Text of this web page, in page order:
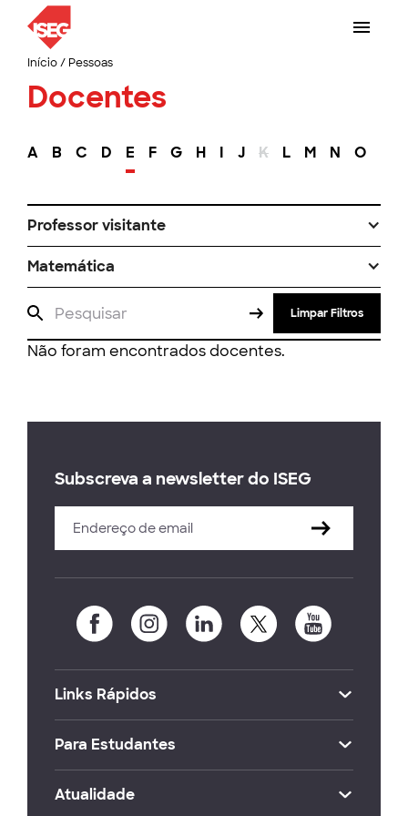
Início/ Pessoas
Docentes
A B C D E F G H I J K L M N O
Professor visitante
Matemática
Limpar Filtros
Não foram encontrados docentes.
Subscreva a newsletter do ISEG
Links Rápidos
Para Estudantes
Atualidade